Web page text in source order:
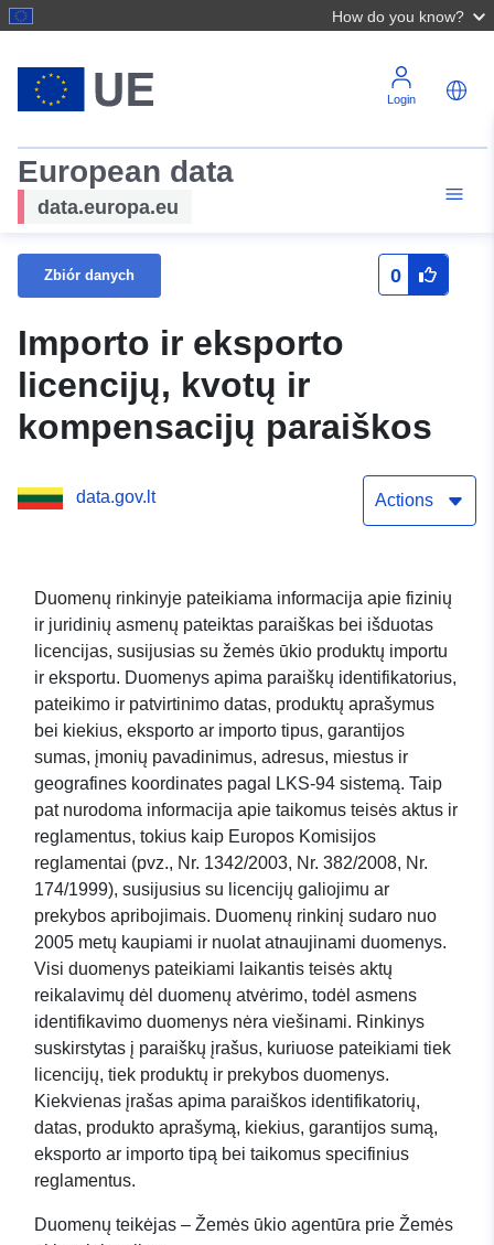
How do you know?
Login
European data
data.europa.eu
Zbiór danych 0
Importo ir eksporto
licencijų, kvotų ir
kompensacijų paraiškos
data.gov.lt Actions
Duomenų rinkinyje pateikiama informacija apie fizinių
ir juridinių asmenų pateiktas paraiškas bei išduotas
licencijas, susijusias su žemės ūkio produktų importu
ir eksportu. Duomenys apima paraiškų identifikatorius,
pateikimo ir patvirtinimo datas, produktų aprašymus
bei kiekius, eksporto ar importo tipus, garantijos
sumas, įmonių pavadinimus, adresus, miestus ir
geografines koordinates pagal LKS-94 sistemą. Taip
pat nurodoma informacija apie taikomus teisės aktus ir
reglamentus, tokius kaip Europos Komisijos
reglamentai (pvz., Nr. 1342/2003, Nr. 382/2008, Nr.
174/1999), susijusius su licencijų galiojimu ar
prekybos apribojimais. Duomenų rinkinį sudaro nuo
2005 metų kaupiami ir nuolat atnaujinami duomenys.
Visi duomenys pateikiami laikantis teisės aktų
reikalavimų dėl duomenų atvėrimo, todėl asmens
identifikavimo duomenys nėra viešinami. Rinkinys
suskirstytas į paraiškų įrašus, kuriuose pateikiami tiek
licencijų, tiek produktų ir prekybos duomenys.
Kiekvienas įrašas apima paraiškos identifikatorių,
datas, produkto aprašymą, kiekius, garantijos sumą,
eksporto ar importo tipą bei taikomus specifinius
reglamentus.
Duomenų teikėjas – Žemės ūkio agentūra prie Žemės